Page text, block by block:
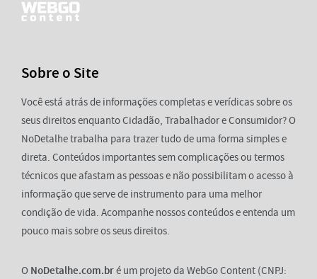
Sobre o Site
Você está atrás de informações completas e verídicas sobre os
seus direitos enquanto Cidadão, Trabalhador e Consumidor? O
NoDetalhe trabalha para trazer tudo de uma forma simples e
direta. Conteúdos importantes sem complicações ou termos
técnicos que afastam as pessoas e não possibilitam o acesso à
informação que serve de instrumento para uma melhor
condição de vida. Acompanhe nossos conteúdos e entenda um
pouco mais sobre os seus direitos.
O NoDetalhe.com.bré um projeto da WebGo Content (CNPJ: